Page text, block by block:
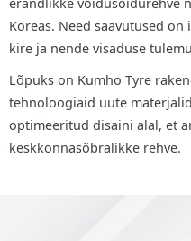
Koreas. Need saavutused
kire ja nende visaduse
Lõpuks on Kumho Tyre
tehnoloogiaid uute
optimeeritud disaini alal, et
keskkonnasõbralikke rehve.